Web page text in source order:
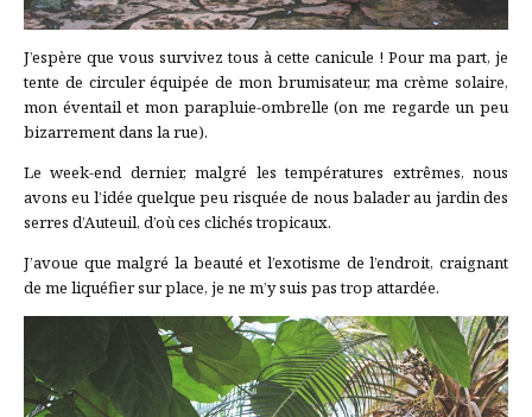
J’espère que vous survivez tous à cette canicule ! Pour ma part, je
tente de circuler équipée de mon brumisateur, ma crème solaire,
mon éventail et mon parapluie-ombrelle (on me regarde un peu
bizarrement dans la rue).
Le week-end dernier, malgré les températures extrêmes, nous
avons eu l’idée quelque peu risquée de nous balader au jardin des
serres d’Auteuil, d’où ces clichés tropicaux.
J’avoue que malgré la beauté et l’exotisme de l’endroit, craignant
de me liquéfier sur place, je ne m’y suis pas trop attardée.